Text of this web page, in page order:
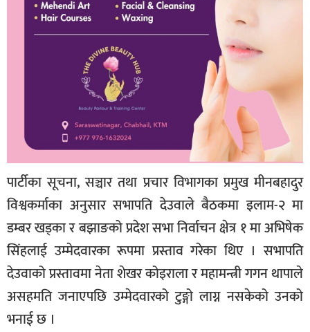
पार्टीका सूचना, सञ्चार तथा प्रचार विभागका प्रमुख मीनबहादुर
विश्वकर्माका अनुसार सभापति देउवाले बैठकमा इलाम-२ मा
डम्बर खड्का र बझाङको प्रदेश सभा निर्वाचन क्षेत्र १ मा अभिषेक
सिंहलाई उम्मेदवारका रूपमा प्रस्ताव गरेका थिए । सभापति
देउवाको प्रस्तावमा नेता शेखर कोइराला र महामन्त्री गगन थापाले
असहमति जनाएपछि उम्मेदवारको टुङ्गो लाग्न नसकेको उनको
भनाई छ ।